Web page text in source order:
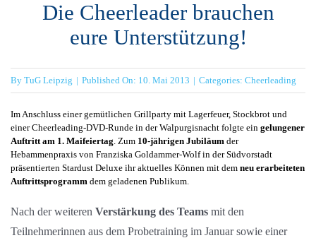
Die Cheerleader brauchen
eure Unterstützung!
By TuG Leipzig | Published On: 10. Mai 2013 | Categories: Cheerleading
Im Anschluss einer gemütlichen Grillparty mit Lagerfeuer, Stockbrot und
einer Cheerleading-DVD-Runde in der Walpurgisnacht folgte ein gelungener
Auftritt am 1. Maifeiertag. Zum 10-jährigen Jubiläumder
Hebammenpraxis von Franziska Goldammer-Wolf in der Südvorstadt
präsentierten Stardust Deluxe ihr aktuelles Können mit dem neu erarbeiteten
Auftrittsprogrammdem geladenen Publikum.
Nach der weiteren Verstärkung des Teamsmit den
Teilnehmerinnen aus dem Probetraining im Januar sowie einer